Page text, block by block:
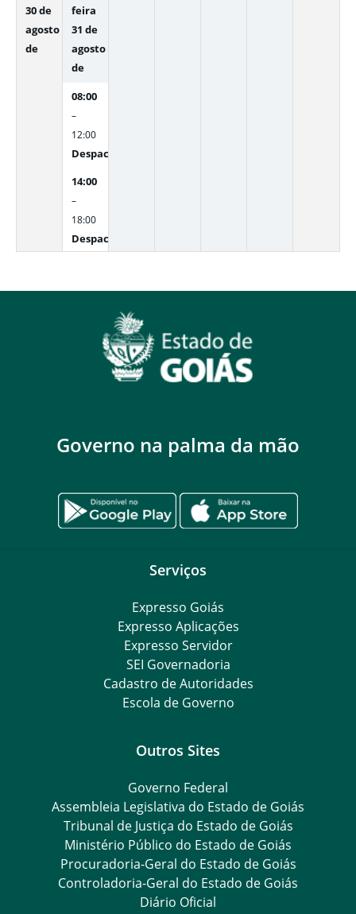
30 de
agosto
de
feira
31 de
agosto
de
08:00
–
12:00
Despacho interno
14:00
–
18:00
Despacho interno
Governo na palma da mão
Serviços
Expresso Goiás
Expresso Aplicações
Expresso Servidor
SEI Governadoria
Cadastro de Autoridades
Escola de Governo
Outros Sites
Governo Federal
Assembleia Legislativa do Estado de Goiás
Tribunal de Justiça do Estado de Goiás
Ministério Público do Estado de Goiás
Procuradoria-Geral do Estado de Goiás
Controladoria-Geral do Estado de Goiás
Diário Oficial